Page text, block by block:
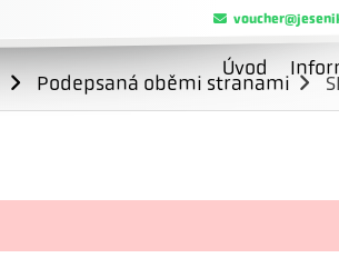
Úvod
Podepsaná oběmi stranami